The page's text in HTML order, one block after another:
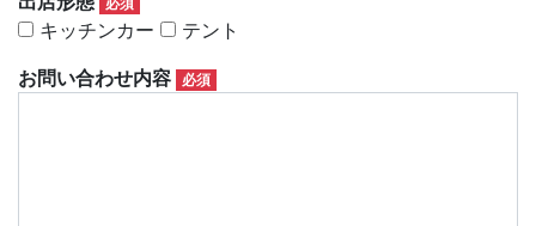
キッチンカー
テント
お問い合わせ内容
必須